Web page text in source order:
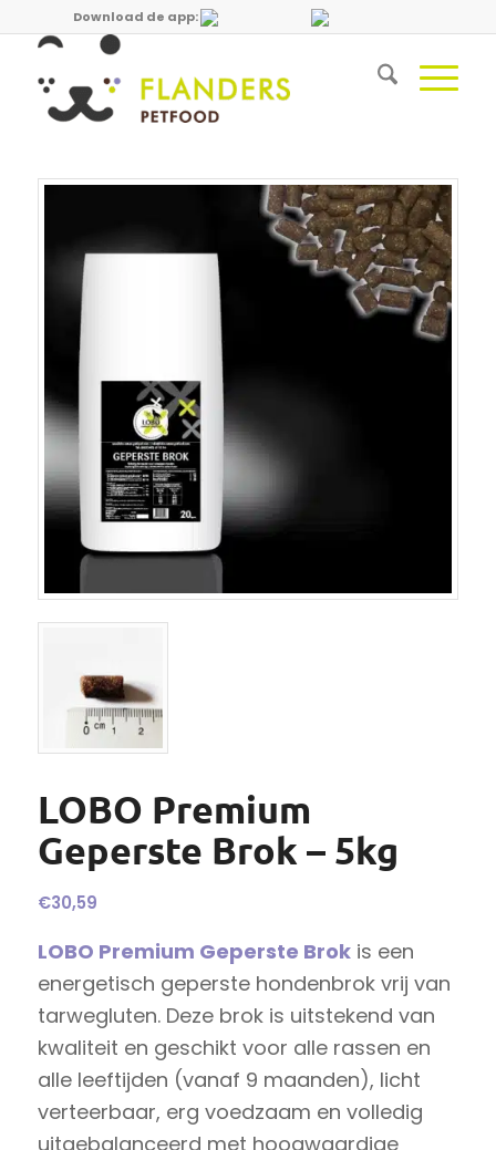
Download de app:
LOBO Premium
Geperste Brok – 5kg
€30,59
LOBO Premium Geperste Brokis een
energetisch geperste hondenbrok vrij van
tarwegluten. Deze brok is uitstekend van
kwaliteit en geschikt voor alle rassen en
alle leeftijden (vanaf 9 maanden), licht
verteerbaar, erg voedzaam en volledig
uitgebalanceerd met hoogwaardige